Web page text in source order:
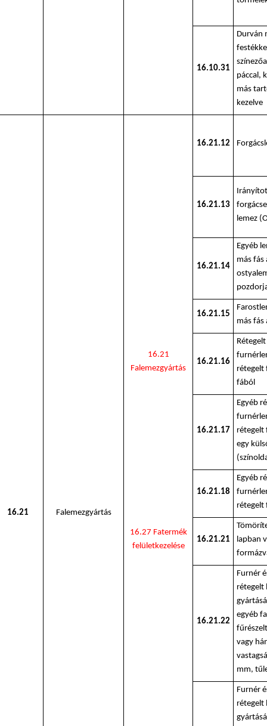
16.10.31
Durván
páccal,
más
kezelve
16.21 Falemezgyártás
16.21.12
16.21.13
lemez
16.21.14
Egyéb
más fás
16.21.15
más fás
16.21
Falemezgyártás
16.21.16
rétegelt
fából
16.21.17
Egyéb
rétegelt
egy
16.21.18
Egyéb
rétegelt
16.27 Fatermék
felületkezelése
16.21.21
lapban
16.21.22
Furnér
rétegelt
egyéb
vagy
mm,
Furnér
rétegelt